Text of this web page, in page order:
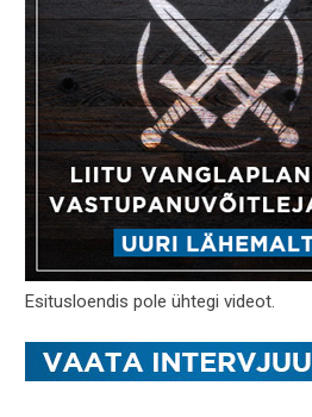
Esitusloendis pole ühtegi videot.